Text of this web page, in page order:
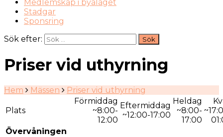
Medlemskap i byalaget
Stadgar
Sponsring
Sök efter:
Priser vid uthyrning
Hem Mässen Priser vid uthyrning
Plats
Förmiddag
~8:00-
12:00
Eftermiddag
~12:00-17:00
Heldag
~8:00-
17:00
Övervåningen